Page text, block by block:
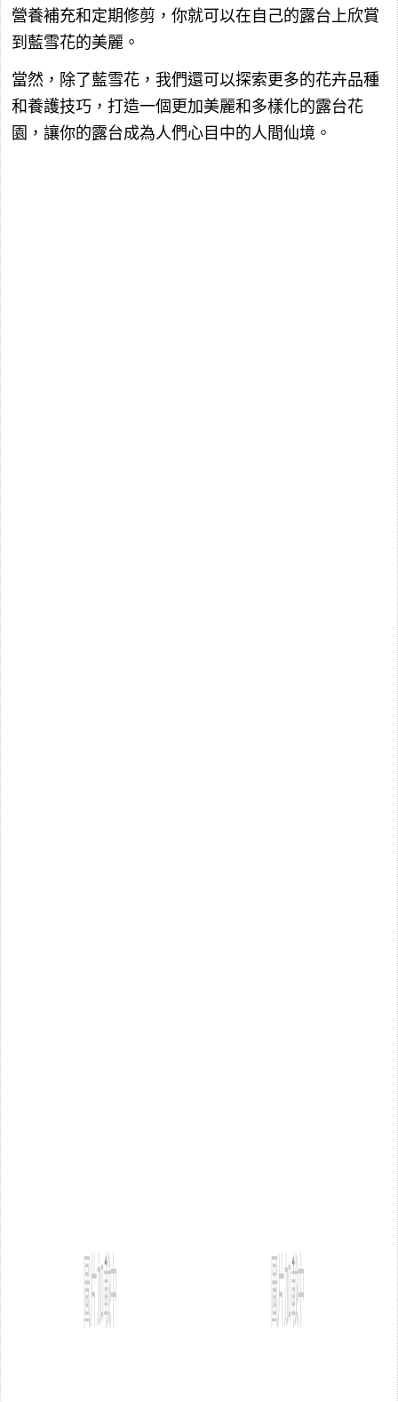
營養補充和定期修剪，你就可以在自己的露台上欣賞
到藍雪花的美麗。
當然，除了藍雪花，我們還可以探索更多的花卉品種
和養護技巧，打造一個更加美麗和多樣化的露台花
園，讓你的露台成為人們心目中的人間仙境。